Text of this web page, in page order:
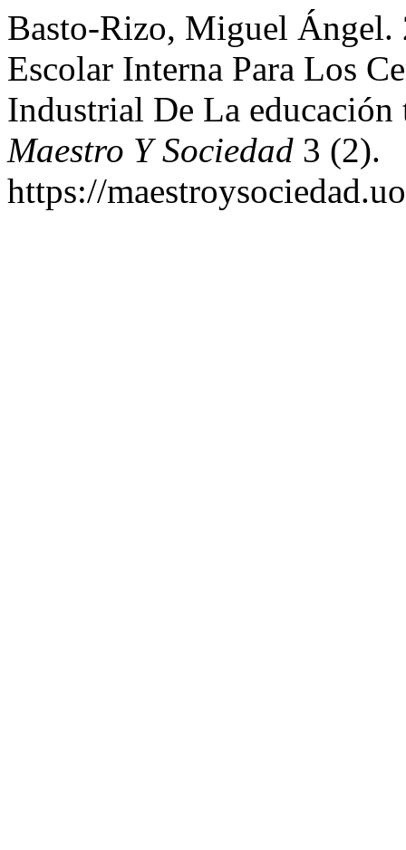
Basto-Rizo, Miguel Ángel.
Escolar Interna Para Los
Industrial De La
Maestro Y Sociedad 3 (2).
https://